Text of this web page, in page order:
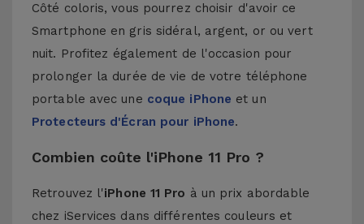
Côté coloris, vous pourrez choisir d'avoir ce
Smartphone en gris sidéral, argent, or ou vert
nuit. Profitez également de l'occasion pour
prolonger la durée de vie de votre téléphone
portable avec une coque iPhone et un
Protecteurs d'Écran pour iPhone.
Combien coûte l'iPhone 11 Pro ?
Retrouvez l'iPhone 11 Pro à un prix abordable
chez iServices dans différentes couleurs et